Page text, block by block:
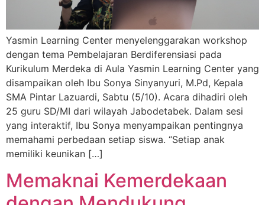
Yasmin Learning Center menyelenggarakan workshop
dengan tema Pembelajaran Berdiferensiasi pada
Kurikulum Merdeka di Aula Yasmin Learning Center yang
disampaikan oleh Ibu Sonya Sinyanyuri, M.Pd, Kepala
SMA Pintar Lazuardi, Sabtu (5/10). Acara dihadiri oleh
25 guru SD/MI dari wilayah Jabodetabek. Dalam sesi
yang interaktif, Ibu Sonya menyampaikan pentingnya
memahami perbedaan setiap siswa. “Setiap anak
memiliki keunikan […]
Memaknai Kemerdekaan